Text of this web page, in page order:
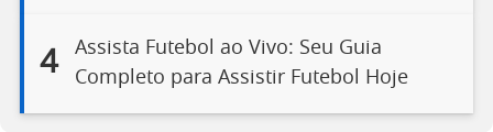
4
Assista Futebol ao Vivo: Seu Guia
Completo para Assistir Futebol Hoje